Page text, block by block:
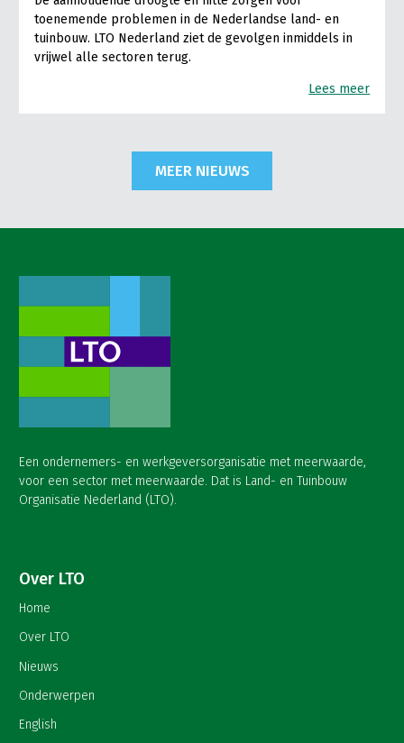
toenemende problemen in de Nederlandse land- en
tuinbouw. LTO Nederland ziet de gevolgen inmiddels in
vrijwel alle sectoren terug.
Lees meer
MEER NIEUWS
Een ondernemers- en werkgeversorganisatie met meerwaarde,
voor een sector met meerwaarde. Dat is Land- en Tuinbouw
Organisatie Nederland (LTO).
Over LTO
Home
Over LTO
Nieuws
Onderwerpen
English